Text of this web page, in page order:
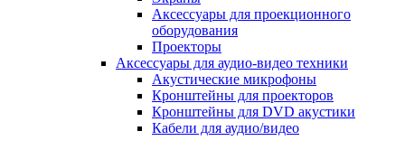
Аксессуары для проекционного
оборудования
Проекторы
Аксессуары для аудио-видео техники
Акустические микрофоны
Кронштейны для проекторов
Кронштейны для DVD акустики
Кабели для аудио/видео